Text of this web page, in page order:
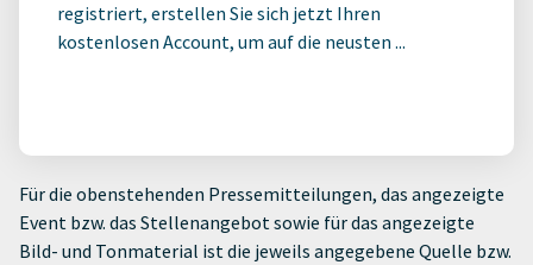
registriert, erstellen Sie sich jetzt Ihren
kostenlosen Account, um auf die neusten ...
Für die obenstehenden Pressemitteilungen, das angezeigte
Event bzw. das Stellenangebot sowie für das angezeigte
Bild- und Tonmaterial ist die jeweils angegebene Quelle bzw.